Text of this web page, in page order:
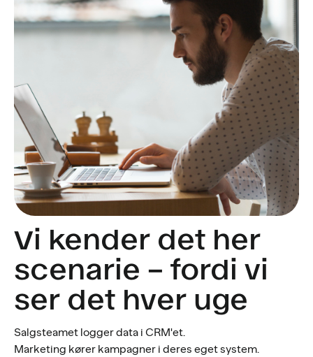
Vi kender det her
scenarie – fordi vi
ser det hver uge
Salgsteamet logger data i CRM'et.
Marketing kører kampagner i deres eget system.